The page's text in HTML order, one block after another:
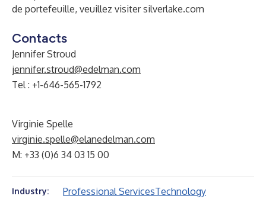
de portefeuille, veuillez visiter silverlake.com
Contacts
Jennifer Stroud
jennifer.stroud@edelman.com
Tel : +1-646-565-1792
Virginie Spelle
virginie.spelle@elanedelman.com
M: +33 (0)6 34 03 15 00
Industry: Professional ServicesTechnology